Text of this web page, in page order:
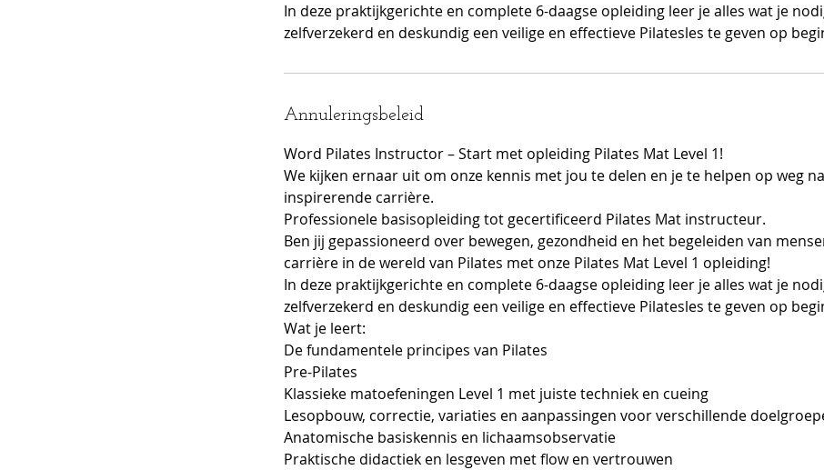
In deze praktijkgerichte en complete 6-daagse opleiding leer je alles wat je
zelfverzekerd en deskundig een veilige en effectieve Pilatesles te geven op
Annuleringsbeleid
Word Pilates Instructor – Start met opleiding Pilates Mat Level 1! ​
We kijken ernaar uit om onze kennis met jou te delen en je te helpen op weg
inspirerende carrière.
Professionele basisopleiding tot gecertificeerd Pilates Mat instructeur.
Ben jij gepassioneerd over bewegen, gezondheid en het begeleiden van
carrière in de wereld van Pilates met onze Pilates Mat Level 1 opleiding!
In deze praktijkgerichte en complete 6-daagse opleiding leer je alles wat je
zelfverzekerd en deskundig een veilige en effectieve Pilatesles te geven op
Wat je leert:
De fundamentele principes van Pilates
Pre-Pilates
Klassieke matoefeningen Level 1 met juiste techniek en cueing
Lesopbouw, correctie, variaties en aanpassingen voor verschillende
Anatomische basiskennis en lichaamsobservatie
Praktische didactiek en lesgeven met flow en vertrouwen